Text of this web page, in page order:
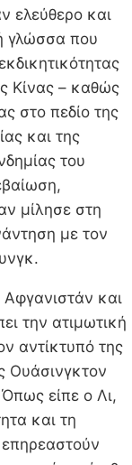
ελεύθερο και
γλώσσα που
Κίνας – καθώς
στο πεδίο της
και της
του
μίλησε στη
με τον
και
την ατιμωτική
αντίκτυπό της
Ουάσινγκτον
Όπως είπε ο Λι,
και τη